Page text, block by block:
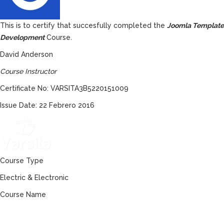
This is to certify that succesfully completed the Joomla Template
DevelopmentCourse.
David Anderson
Course Instructor
Certificate No: VARSITA3B5220151009
Issue Date: 22 Febrero 2016
Course Type
Electric & Electronic
Course Name